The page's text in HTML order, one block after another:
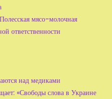
мясо-молочная
ответственности
над медиками
«Свободы слова в Украине